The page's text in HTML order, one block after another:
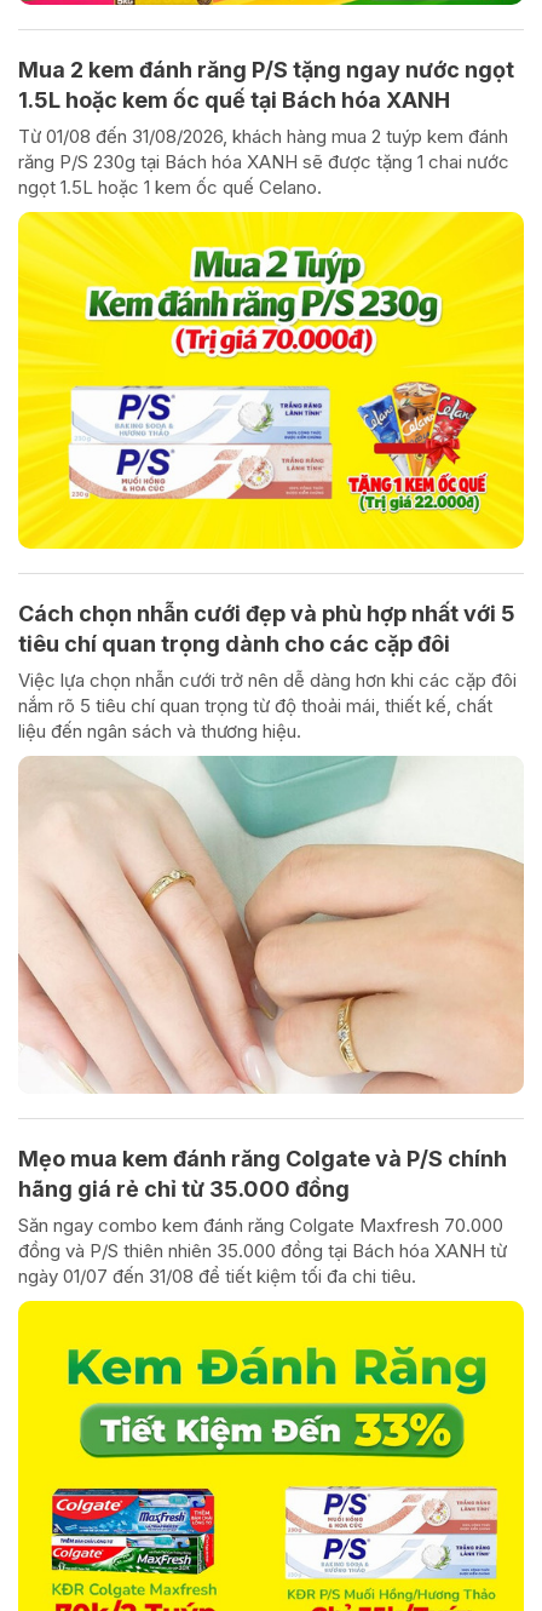
Mua 2 kem đánh răng P/S tặng ngay nước ngọt
1.5L hoặc kem ốc quế tại Bách hóa XANH
Từ 01/08 đến 31/08/2026, khách hàng mua 2 tuýp kem đánh
răng P/S 230g tại Bách hóa XANH sẽ được tặng 1 chai nước
ngọt 1.5L hoặc 1 kem ốc quế Celano.
Cách chọn nhẫn cưới đẹp và phù hợp nhất với 5
tiêu chí quan trọng dành cho các cặp đôi
Việc lựa chọn nhẫn cưới trở nên dễ dàng hơn khi các cặp đôi
nắm rõ 5 tiêu chí quan trọng từ độ thoải mái, thiết kế, chất
liệu đến ngân sách và thương hiệu.
Mẹo mua kem đánh răng Colgate và P/S chính
hãng giá rẻ chỉ từ 35.000 đồng
Săn ngay combo kem đánh răng Colgate Maxfresh 70.000
đồng và P/S thiên nhiên 35.000 đồng tại Bách hóa XANH từ
ngày 01/07 đến 31/08 để tiết kiệm tối đa chi tiêu.